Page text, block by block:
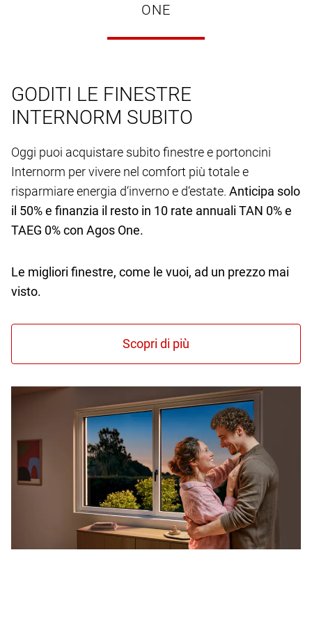
ONE
GODITI LE FINESTRE
INTERNORM SUBITO
Oggi puoi acquistare subito finestre e portoncini
Internorm per vivere nel comfort più totale e
risparmiare energia d‘inverno e d‘estate. Anticipa solo
il 50% e finanzia il resto in 10 rate annuali TAN 0% e
TAEG 0% con Agos One.
Le migliori finestre, come le vuoi, ad un prezzo mai
visto.